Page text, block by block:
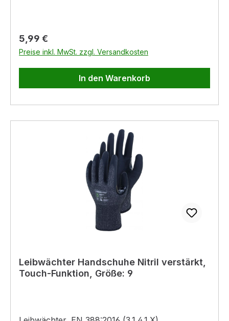
Regulärer Preis:
5,99 €
Preise inkl. MwSt. zzgl. Versandkosten
In den Warenkorb
Leibwächter Handschuhe Nitril verstärkt,
Touch-Funktion, Größe: 9